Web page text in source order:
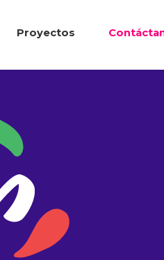
Proyectos